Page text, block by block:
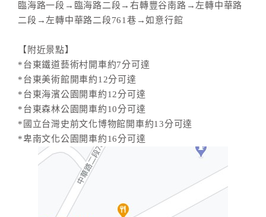
臨海路一段→臨海路二段→右轉豐谷南路→左轉中華路
二段→左轉中華路二段761巷→如意行館
【附近景點】
*台東鐵道藝術村開車約7分可達
*台東美術館開車約12分可達
*台東海濱公園開車約12分可達
*台東森林公園開車約10分可達
*國立台灣史前文化博物館開車約13分可達
*卑南文化公園開車約16分可達